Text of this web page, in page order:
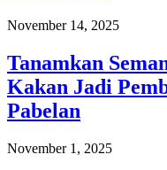
November 14, 2025
Tanamkan
Kakan Jadi
Pabelan
November 1, 2025